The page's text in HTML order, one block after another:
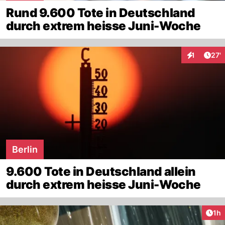
Rund 9.600 Tote in Deutschland
durch extrem heisse Juni-Woche
1 27'
Berlin
9.600 Tote in Deutschland allein
durch extrem heisse Juni-Woche
1h